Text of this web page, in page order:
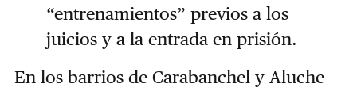
“entrenamientos” previos a los
juicios y a la entrada en prisión.
En los barrios de Carabanchel y Aluche